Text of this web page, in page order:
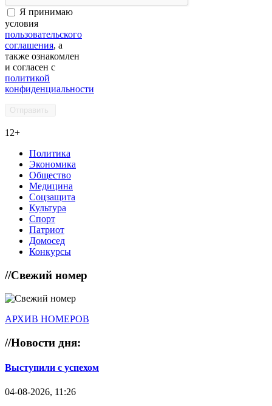
Я принимаю
условия
пользовательского
соглашения, а
также ознакомлен
и согласен с
политикой
конфиденциальности
12+
Политика
Экономика
Общество
Медицина
Соцзащита
Культура
Спорт
Патриот
Домосед
Конкурсы
//Свежий номер
АРХИВ НОМЕРОВ
//Новости дня:
Выступили с успехом
04-08-2026, 11:26